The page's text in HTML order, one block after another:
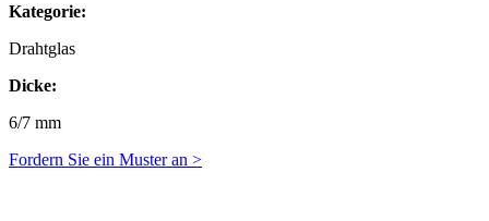
Kategorie:
Drahtglas
Dicke:
6/7 mm
Fordern Sie ein Muster an >